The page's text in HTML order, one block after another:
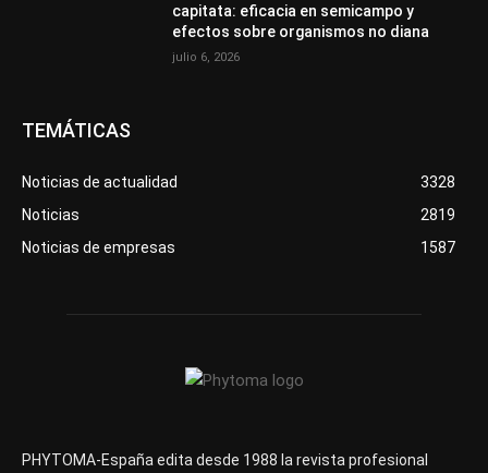
capitata: eficacia en semicampo y
efectos sobre organismos no diana
julio 6, 2026
TEMÁTICAS
Noticias de actualidad
3328
Noticias
2819
Noticias de empresas
1587
PHYTOMA-España edita desde 1988 la revista profesional